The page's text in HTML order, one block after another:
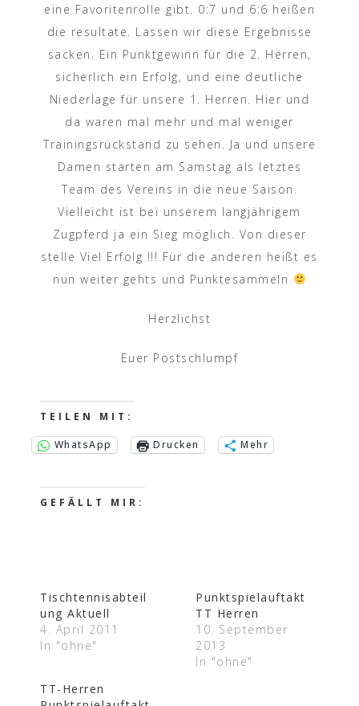
eine Favoritenrolle gibt. 0:7 und 6:6 heißen
die resultate. Lassen wir diese Ergebnisse
sacken. Ein Punktgewinn für die 2. Herren,
sicherlich ein Erfolg, und eine deutliche
Niederlage für unsere 1. Herren. Hier und
da waren mal mehr und mal weniger
Trainingsrückstand zu sehen. Ja und unsere
Damen starten am Samstag als letztes
Team des Vereins in die neue Saison.
Vielleicht ist bei unserem langjährigem
Zugpferd ja ein Sieg möglich. Von dieser
stelle Viel Erfolg !!! Für die anderen heißt es
nun weiter gehts und Punktesammeln
Herzlichst
Euer Postschlumpf
TEILEN MIT:
WhatsApp Drucken Mehr
GEFÄLLT MIR:
Tischtennisabteil
ung Aktuell
4. April 2011
In "ohne"
Punktspielauftakt
TT Herren
10. September
2013
In "ohne"
TT-Herren